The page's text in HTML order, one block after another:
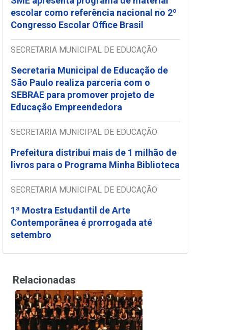
escolar como referência nacional no 2º
Congresso Escolar Office Brasil
SECRETARIA MUNICIPAL DE EDUCAÇÃO
Secretaria Municipal de Educação de
São Paulo realiza parceria com o
SEBRAE para promover projeto de
Educação Empreendedora
SECRETARIA MUNICIPAL DE EDUCAÇÃO
Prefeitura distribui mais de 1 milhão de
livros para o Programa Minha Biblioteca
SECRETARIA MUNICIPAL DE EDUCAÇÃO
1ª Mostra Estudantil de Arte
Contemporânea é prorrogada até
setembro
Relacionadas